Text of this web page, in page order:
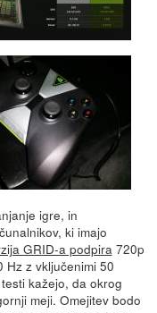
igre, in
ki imajo
GRID-a podpira 720p
z vključenimi 50
kažejo, da okrog
meji. Omejitev bodo